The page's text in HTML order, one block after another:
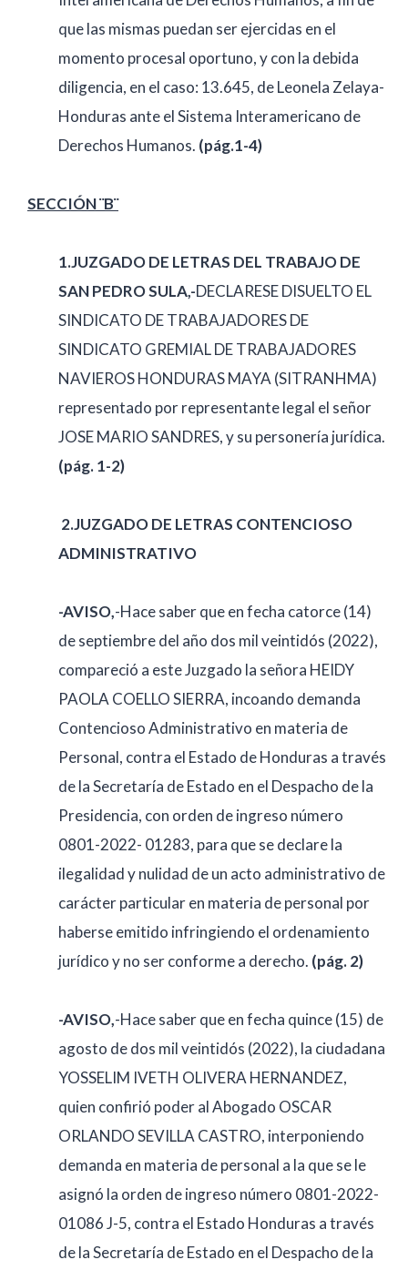
que las mismas puedan ser ejercidas en el
momento procesal oportuno, y con la debida
diligencia, en el caso: 13.645, de Leonela Zelaya-
Honduras ante el Sistema Interamericano de
Derechos Humanos. (pág.1-4)
SECCIÓN ¨B¨
1.JUZGADO DE LETRAS DEL TRABAJO DE
SAN PEDRO SULA,-DECLARESE DISUELTO EL
SINDICATO DE TRABAJADORES DE
SINDICATO GREMIAL DE TRABAJADORES
NAVIEROS HONDURAS MAYA (SITRANHMA)
representado por representante legal el señor
JOSE MARIO SANDRES, y su personería jurídica.
(pág. 1-2)
2.JUZGADO DE LETRAS CONTENCIOSO
ADMINISTRATIVO
-AVISO,-Hace saber que en fecha catorce (14)
de septiembre del año dos mil veintidós (2022),
compareció a este Juzgado la señora HEIDY
PAOLA COELLO SIERRA, incoando demanda
Contencioso Administrativo en materia de
Personal, contra el Estado de Honduras a través
de la Secretaría de Estado en el Despacho de la
Presidencia, con orden de ingreso número
0801-2022- 01283, para que se declare la
ilegalidad y nulidad de un acto administrativo de
carácter particular en materia de personal por
haberse emitido infringiendo el ordenamiento
jurídico y no ser conforme a derecho. (pág. 2)
-AVISO,-Hace saber que en fecha quince (15) de
agosto de dos mil veintidós (2022), la ciudadana
YOSSELIM IVETH OLIVERA HERNANDEZ,
quien confirió poder al Abogado OSCAR
ORLANDO SEVILLA CASTRO, interponiendo
demanda en materia de personal a la que se le
asignó la orden de ingreso número 0801-2022-
01086 J-5, contra el Estado Honduras a través
de la Secretaría de Estado en el Despacho de la